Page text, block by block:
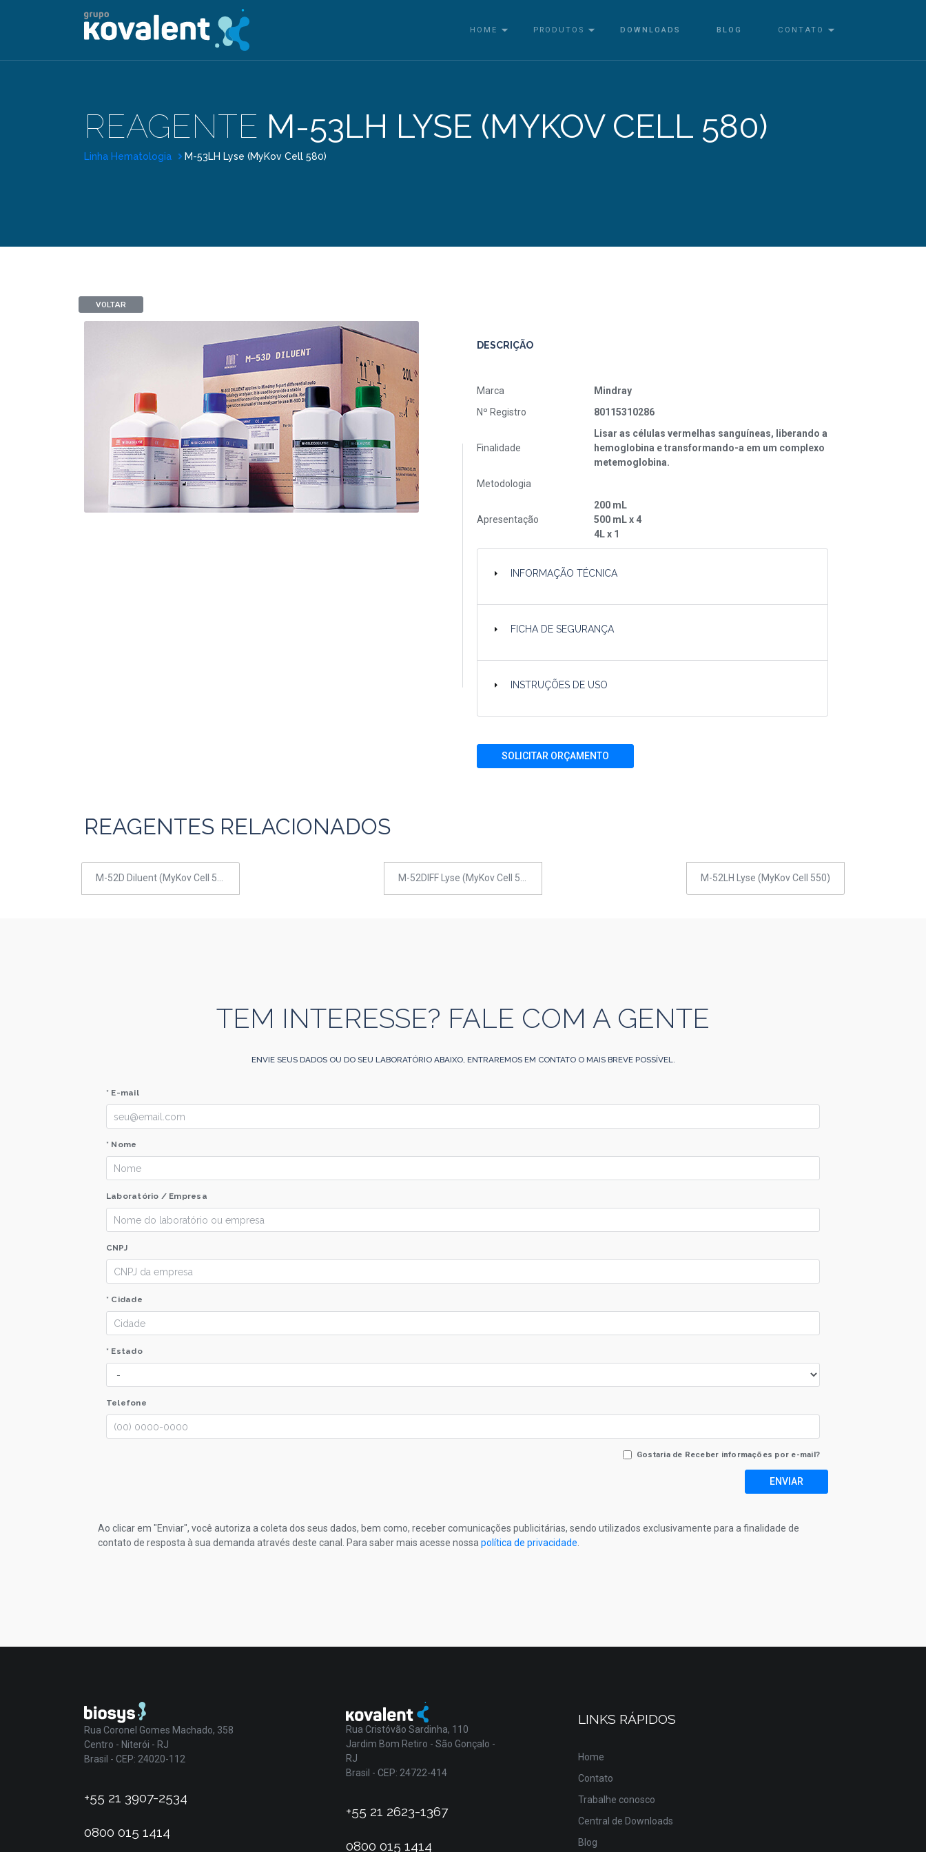
HOME PRODUTOS DOWNLOADS BLOG CONTATO
REAGENTE M-53LH LYSE (MYKOV CELL 580)
Linha Hematologia M-53LH Lyse (MyKov Cell 580)
VOLTAR
DESCRIÇÃO
Marca
Mindray
Nº Registro
80115310286
Finalidade
Lisar as células vermelhas sanguíneas, liberando a
hemoglobina e transformando-a em um complexo
metemoglobina.
Metodologia
Apresentação
200 mL
500 mL x 4
4L x 1
INFORMAÇÃO TÉCNICA
FICHA DE SEGURANÇA
INSTRUÇÕES DE USO
SOLICITAR ORÇAMENTO
REAGENTES RELACIONADOS
M-52LH Lyse (MyKov Cell 550)
TEM INTERESSE? FALE COM A GENTE
ENVIE SEUS DADOS OU DO SEU LABORATÓRIO ABAIXO, ENTRAREMOS EM CONTATO O MAIS BREVE POSSÍVEL.
* E-mail
* Nome
Laboratório / Empresa
CNPJ
* Cidade
* Estado
Telefone
Gostaria de Receber informações por e-mail?
ENVIAR
Ao clicar em "Enviar", você autoriza a coleta dos seus dados, bem como, receber comunicações publicitárias, sendo utilizados exclusivamente para a finalidade de
contato de resposta à sua demanda através deste canal. Para saber mais acesse nossa política de privacidade
Rua Coronel Gomes Machado, 358
Centro - Niterói - RJ
Brasil - CEP: 24020-112
+55 21 3907-2534
0800 015 1414
Rua Cristóvão Sardinha, 110
Jardim Bom Retiro - São Gonçalo -
RJ
Brasil - CEP: 24722-414
+55 21 2623-1367
0800 015 1414
LINKS RÁPIDOS
Home
Contato
Trabalhe conosco
Central de Downloads
Blog